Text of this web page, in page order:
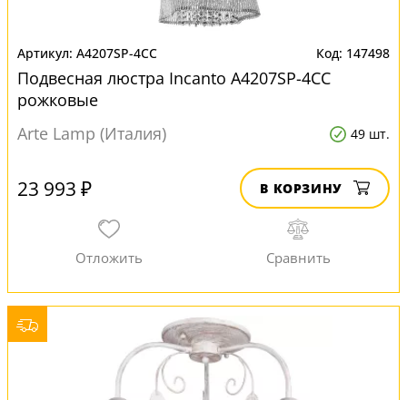
A4207SP-4CC 147498
Подвесная люстра Incanto A4207SP-4CC
рожковые
Arte Lamp (Италия)
49 шт.
23 993 ₽ В КОРЗИНУ